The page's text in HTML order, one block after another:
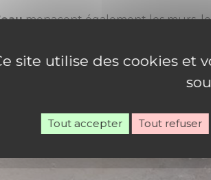
menacent également les murs,
site utilise des cookies et
Tout accepter Tout refuser